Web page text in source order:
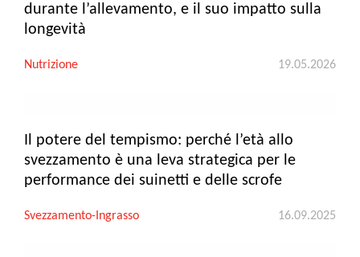
durante l’allevamento, e il suo impatto sulla
longevità
Nutrizione 19.05.2026
Il potere del tempismo: perché l’età allo
svezzamento è una leva strategica per le
performance dei suinetti e delle scrofe
Svezzamento-Ingrasso 16.09.2025